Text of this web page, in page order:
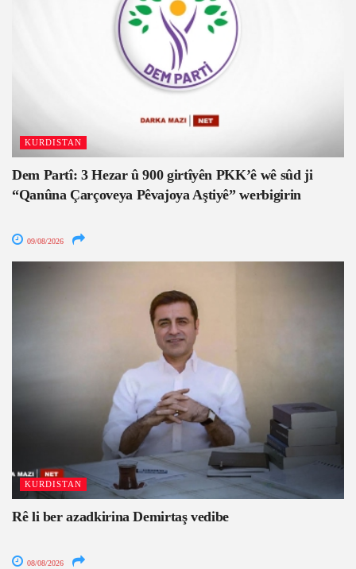
KURDISTAN
Dem Partî: 3 Hezar û 900 girtîyên PKK’ê wê sûd ji
“Qanûna Çarçoveya Pêvajoya Aştiyê” werbigirin
09/08/2026
KURDISTAN
Rê li ber azadkirina Demirtaş vedibe
08/08/2026